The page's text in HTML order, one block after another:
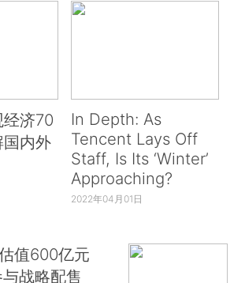
济70
内外
In Depth: As
Tencent Lays Off
Staff, Is Its ‘Winter’
Approaching?
2022年04月01日
值600亿元
战略配售